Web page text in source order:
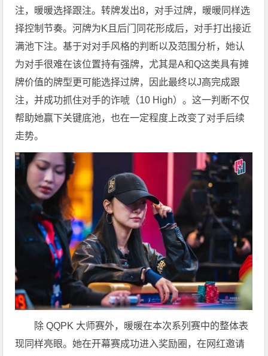
注，暖暖选择跟注。转牌发出8，对手过牌，暖暖同样选
择控制节奏。河牌为K且后门同花形成后，对手打出接近
满池下注。基于对对手风格的判断以及范围分析，她认
为对手很难在该位置持有强牌，尤其是A和Q这类具有摊
牌价值的牌型更可能选择过牌，因此最终以J高完成跟
注，并成功抓住对手的诈唬（10 High）。这一判断不仅
帮助她赢下关键底池，也在一定程度上改变了对手后续
走势。
除 QQPK 大师赛外，暖暖在本次系列赛中的整体表
现同样亮眼。她在开幕赛成功进入奖励圈，在网红邀请